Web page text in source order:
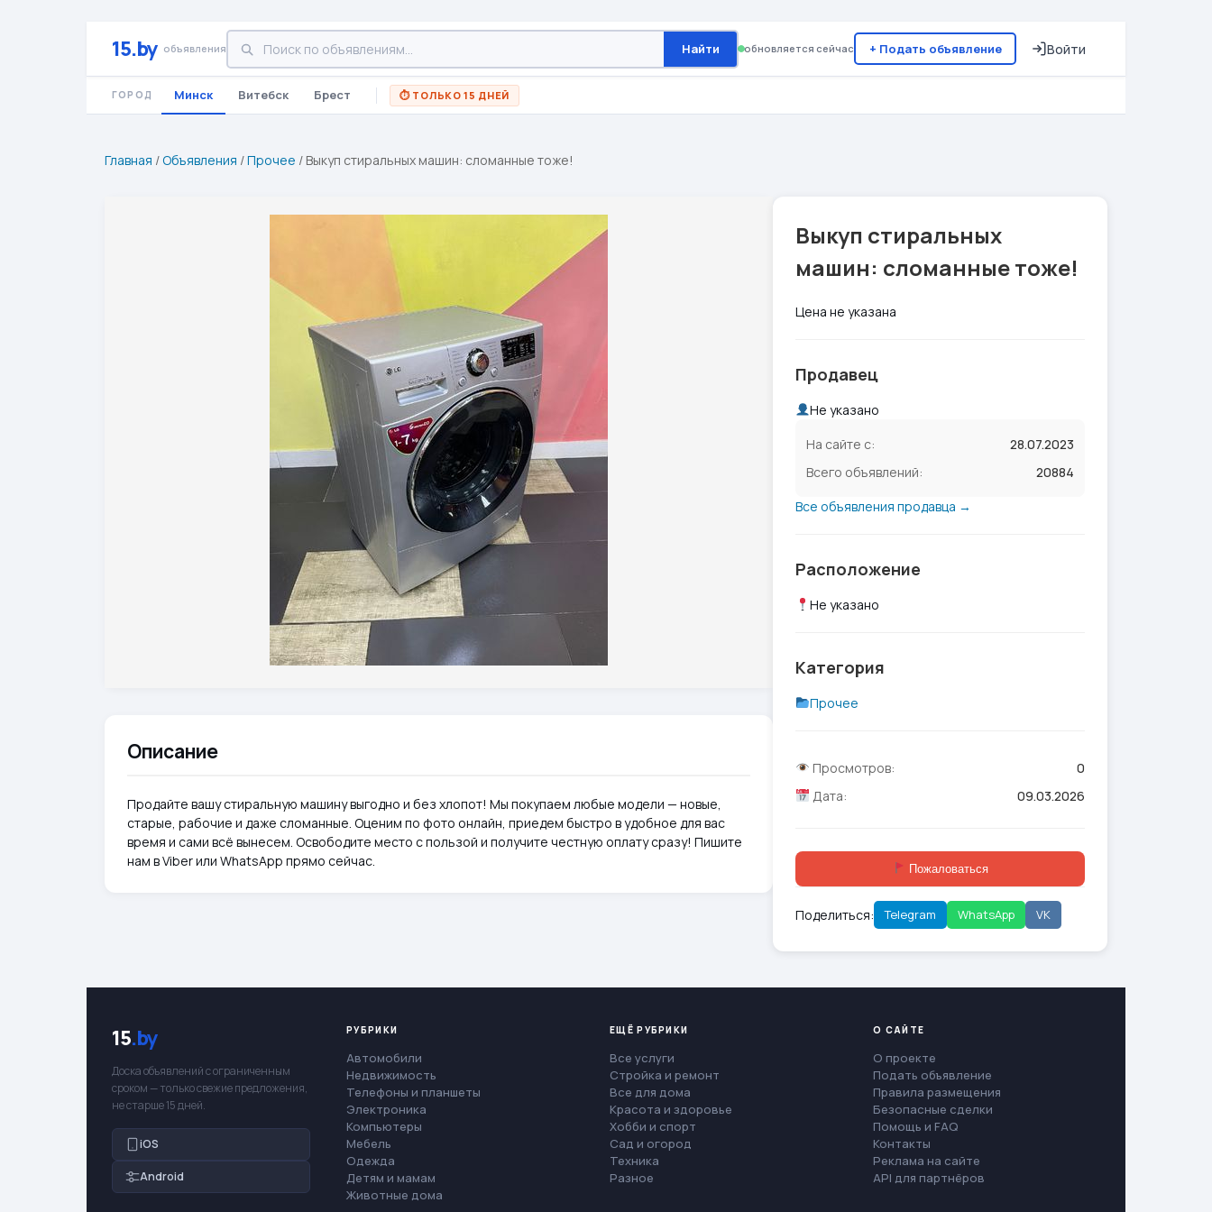
15.by объявления Найти обновляется сейчас + Подать объявление Войти
ГОРОД Минск Витебск Брест ⏱ ТОЛЬКО 15 ДНЕЙ
Главная /Объявления /Прочее / Выкуп стиральных машин: сломанные тоже!
Описание
Продайте вашу стиральную машину выгодно и без хлопот! Мы покупаем любые модели — новые,
старые, рабочие и даже сломанные. Оценим по фото онлайн, приедем быстро в удобное для вас
время и сами всё вынесем. Освободите место с пользой и получите честную оплату сразу! Пишите
нам в Viber или WhatsApp прямо сейчас.
Выкуп стиральных
машин: сломанные тоже!
Цена не указана
Продавец
Не указано
На сайте с:
28.07.2023
Всего объявлений:
20884
Все объявления продавца →
Расположение
Не указано
Категория
Прочее
Просмотров:
0
Дата:
09.03.2026
Пожаловаться
Поделиться: Telegram WhatsApp VK
15.by
Доска объявлений с ограниченным
сроком — только свежие предложения,
не старше 15 дней.
iOS
Android
РУБРИКИ
Автомобили
Недвижимость
Телефоны и планшеты
Электроника
Компьютеры
Мебель
Одежда
Детям и мамам
Животные дома
ЕЩЁ РУБРИКИ
Все услуги
Стройка и ремонт
Все для дома
Красота и здоровье
Хобби и спорт
Сад и огород
Техника
Разное
О САЙТЕ
О проекте
Подать объявление
Правила размещения
Безопасные сделки
Помощь и FAQ
Контакты
Реклама на сайте
API для партнёров